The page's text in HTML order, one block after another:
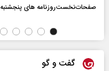
صفحات‌نخست‌روزنامه ها‌ی پنجشنبه‌۱۵ مردادماه
گفت و گو